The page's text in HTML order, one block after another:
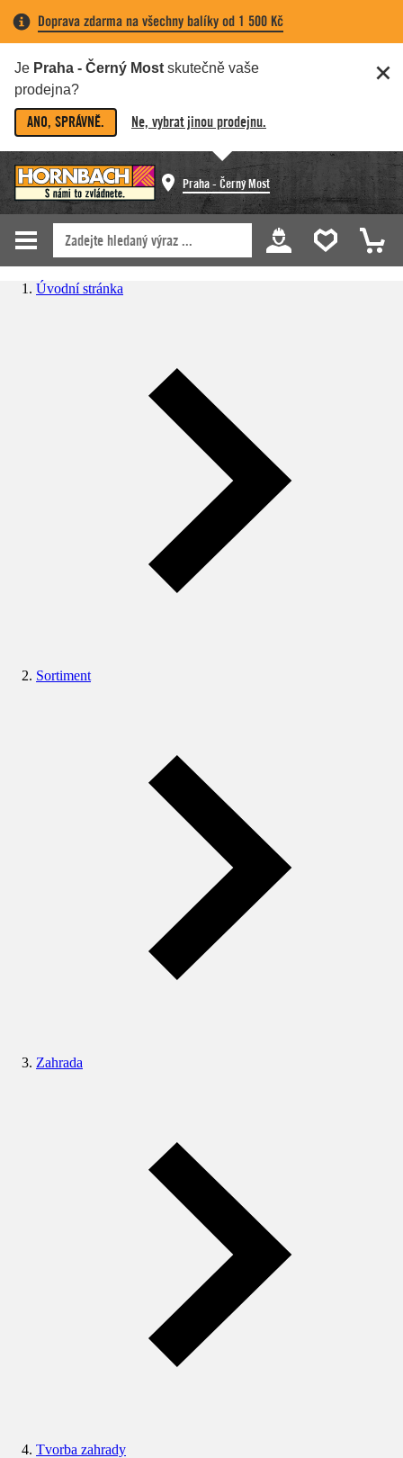
Doprava zdarma na všechny balíky od 1 500 Kč
Je Praha - Černý Most skutečně vaše
prodejna?
ANO, SPRÁVNĚ. Ne, vybrat jinou prodejnu.
Praha - Černý Most
Úvodní stránka
Sortiment
Zahrada
Tvorba zahrady